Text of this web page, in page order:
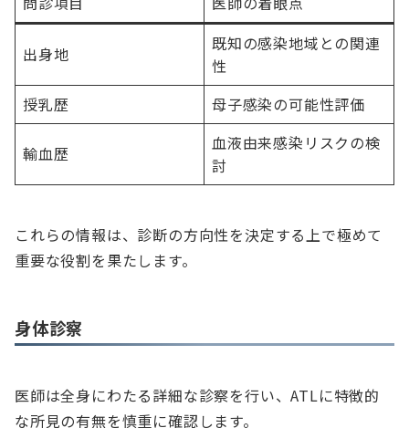
出身地
既知の感染地域との関連
性
授乳歴
母子感染の可能性評価
輸血歴
血液由来感染リスクの検
討
これらの情報は、診断の方向性を決定する上で極めて
重要な役割を果たします。
身体診察
医師は全身にわたる詳細な診察を行い、ATLに特徴的
な所見の有無を慎重に確認します。